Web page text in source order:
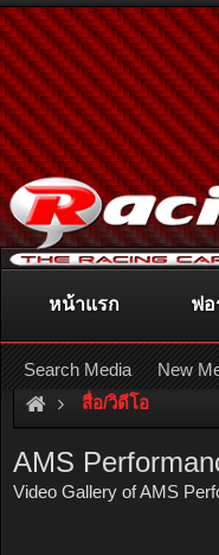
ติดต่อลงโฆษณา
หรืออ่านรา
สื่อ/วิดีโอ
AMS
Video Gallery of AMS
หน้าแรก ฟอ
Search Media New